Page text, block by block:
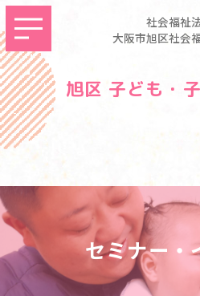
社会福祉
大阪市旭区社会
旭区 子ども・
セミナー・